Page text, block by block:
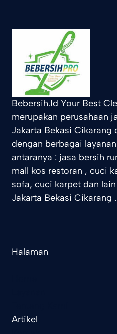
Bebersih.Id Your Best
merupakan perusahaan
Jakarta Bekasi Cikarang
dengan berbagai
antaranya : jasa bersih
mall kos restoran , cuci
sofa, cuci karpet dan
Jakarta Bekasi Cikarang .
Halaman
Artikel